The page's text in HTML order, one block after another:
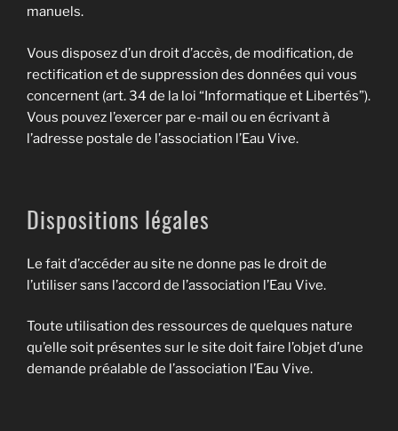
manuels.
Vous disposez d’un droit d’accès, de modification, de
rectification et de suppression des données qui vous
concernent (art. 34 de la loi “Informatique et Libertés”).
Vous pouvez l’exercer par e-mail ou en écrivant à
l’adresse postale de l’association l’Eau Vive.
Dispositions légales
Le fait d’accéder au site ne donne pas le droit de
l’utiliser sans l’accord de l’association l’Eau Vive.
Toute utilisation des ressources de quelques nature
qu’elle soit présentes sur le site doit faire l’objet d’une
demande préalable de l’association l’Eau Vive.